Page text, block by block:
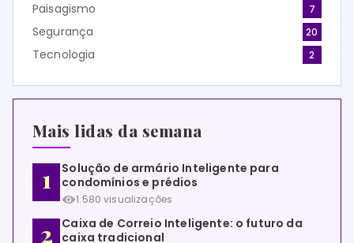
Paisagismo 7
Segurança 20
Tecnologia 2
Mais lidas da semana
Solução de armário Inteligente para
condomínios e prédios
1.580 visualizações
Caixa de Correio Inteligente: o futuro da
caixa tradicional